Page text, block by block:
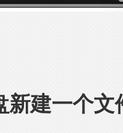
新建一个文